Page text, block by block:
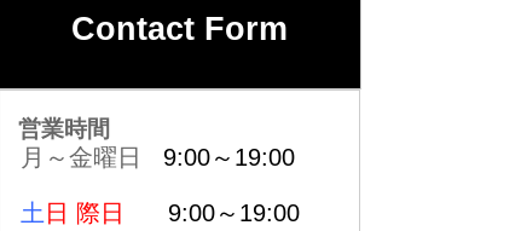
Contact Form
営業時間
月～金曜日 9:00～19:00
土 日 際日 9:00～19:00